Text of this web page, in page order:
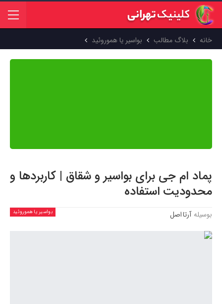
خانه بلاگ مطالب بواسیر یا هموروئید
پماد ام جی برای بواسیر و شقاق | کاربردها و
محدودیت استفاده
بواسیر یا هموروئید بوسیله آرتا اصل